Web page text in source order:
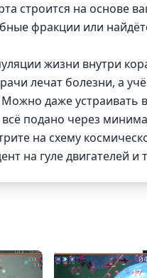
строится на основе
фракции или
жизни внутри
лечат болезни, а
Можно даже
подано через
на схему
на гуле двигателей и